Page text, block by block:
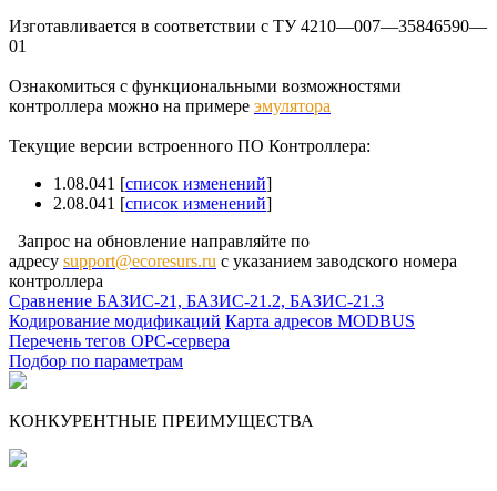
Изготавливается в соответствии с ТУ 4210—007—35846590—
01
Ознакомиться с функциональными возможностями
контроллера можно на примере эмулятора
Текущие версии встроенного ПО Контроллера:
1.08.041 [список изменений]
2.08.041 [список изменений]
Запрос на обновление направляйте по
адресу support@ecoresurs.ru с указанием заводского номера
контроллера
Сравнение БАЗИС-21, БАЗИС-21.2, БАЗИС-21.3
Кодирование модификаций Карта адресов MODBUS
Перечень тегов ОРС-сервера
Подбор по параметрам
КОНКУРЕНТНЫЕ ПРЕИМУЩЕСТВА